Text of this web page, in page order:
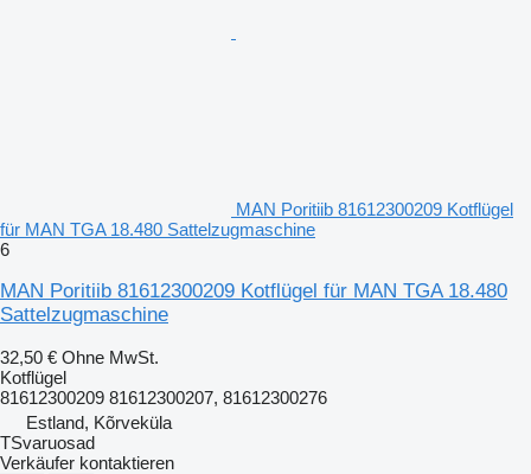
MAN Poritiib 81612300209 Kotflügel
für MAN TGA 18.480 Sattelzugmaschine
6
MAN Poritiib 81612300209 Kotflügel für MAN TGA 18.480
Sattelzugmaschine
32,50 € Ohne MwSt.
Kotflügel
81612300209 81612300207, 81612300276
Estland, Kõrveküla
TSvaruosad
Verkäufer kontaktieren